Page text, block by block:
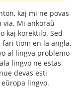
kaj mi ne povas
via. Mi ankoraŭ
kaj korektilo. Sed
tiom en la angla.
al lingva problemo
lingvo ne estas
devas esti
lingvo.